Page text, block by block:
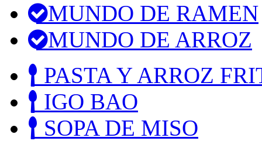
MUNDO DE RAMEN
MUNDO DE ARROZ
PASTA Y ARROZ
IGO BAO
SOPA DE MISO